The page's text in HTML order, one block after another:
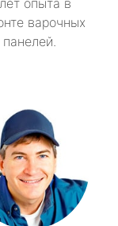
опыта в
варочных
панелей.